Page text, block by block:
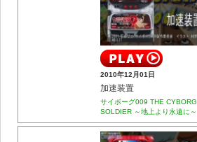
2010年12月01日
加速装置
サイボーグ009 THE CYBORG
SOLDIER ～地上より永遠に～